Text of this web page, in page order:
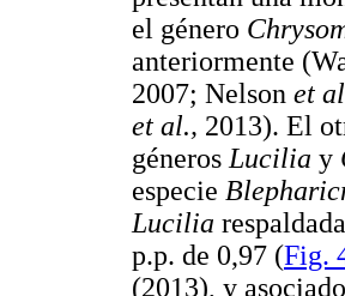
el género
anteriormente
2007; Nelson et
et al., 2013). El
géneros Lucilia y
especie
Lucilia
p.p. de 0,97 (Fig.
(2013), y